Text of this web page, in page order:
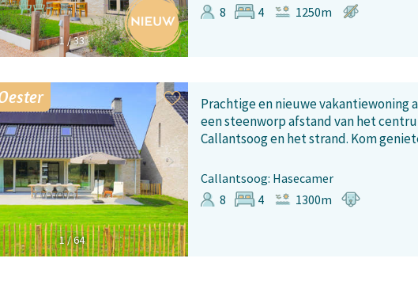
1/33
8
4 1250m
1/64
Prachtige en nieuwe vakantiewoning
een steenworp afstand van het
Callantsoog en het strand. Kom
Callantsoog: Hasecamer
8
4 1300m